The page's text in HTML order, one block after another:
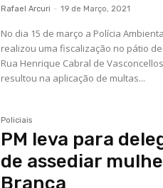
Rafael Arcuri - 19 de Março, 2021
No dia 15 de março a Polícia
realizou uma fiscalização no pátio
Rua Henrique Cabral de
resultou na aplicação de multas...
Policiais
PM leva para
de assediar
Branca